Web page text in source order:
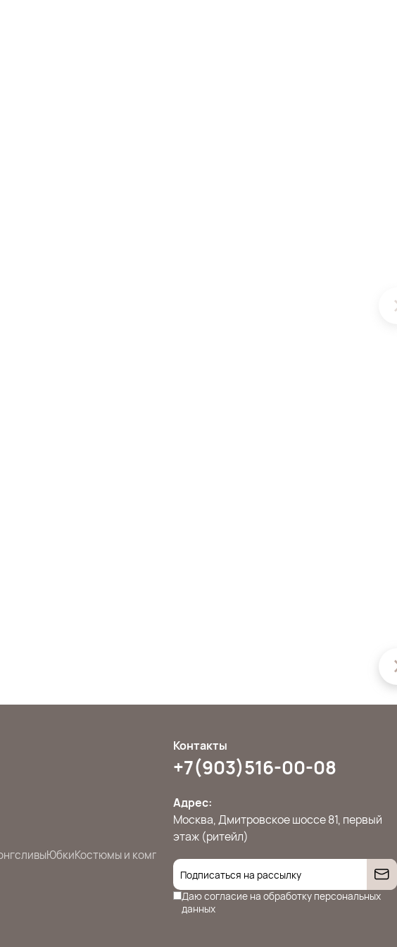
ЮбкиКостюмы и комплекты
Контакты
+7(903)516-00-08
Адрес:
Москва, Дмитровское шоссе 81, первый
этаж (ритейл)
Даю согласие на обработку персональных
данных